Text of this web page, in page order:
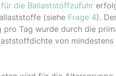
die Ballaststoffzufuhr
(siehe Frage 4).
pro Tag wurde durch die
von